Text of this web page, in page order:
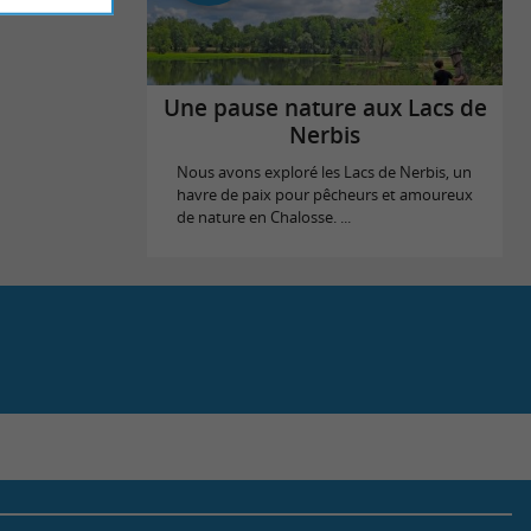
Une pause nature aux Lacs de
Nerbis
Nous avons exploré les Lacs de Nerbis, un
havre de paix pour pêcheurs et amoureux
de nature en Chalosse. ...